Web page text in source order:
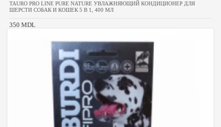
TAURO PRO LINE PURE NATURE УВЛАЖНЯЮЩИЙ КОНДИЦИОНЕР ДЛЯ
ШЕРСТИ СОБАК И КОШЕК 5 В 1, 400 МЛ
350 MDL